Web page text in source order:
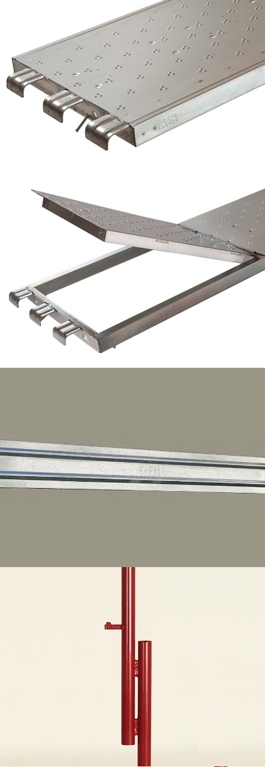
Tavola metallica con botola, in lamiera zincata (con
bugnatura antiscivolo e fori di defluenza)
Tavola Fermapiede metallica, in lamiera zincata
Montante parapetto di sommità
Basetta fissa – Basetta regolabile 50cm; regolabile
75cm; regolabile 100cm